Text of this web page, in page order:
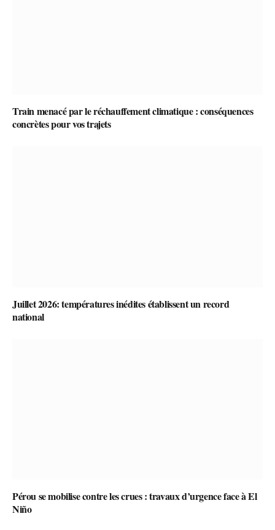
Train menacé par le réchauffement climatique : conséquences
concrètes pour vos trajets
Juillet 2026: températures inédites établissent un record
national
Pérou se mobilise contre les crues : travaux d’urgence face à El
Niño